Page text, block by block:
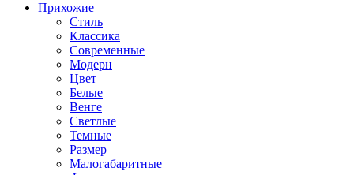
Прихожие
Стиль
Классика
Современные
Модерн
Цвет
Белые
Венге
Светлые
Темные
Размер
Малогабаритные